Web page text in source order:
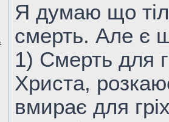
Я думаю що
смерть. Але є
1) Смерть для
Христа,
вмирає для